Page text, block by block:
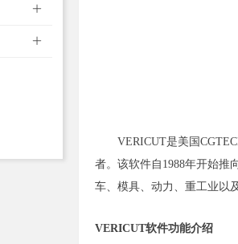
ꄶ
ꄶ
VERICUT是美国
者。该软件自1988年开始推
车、模具、动力、重工业以
VERICUT软件功能介绍